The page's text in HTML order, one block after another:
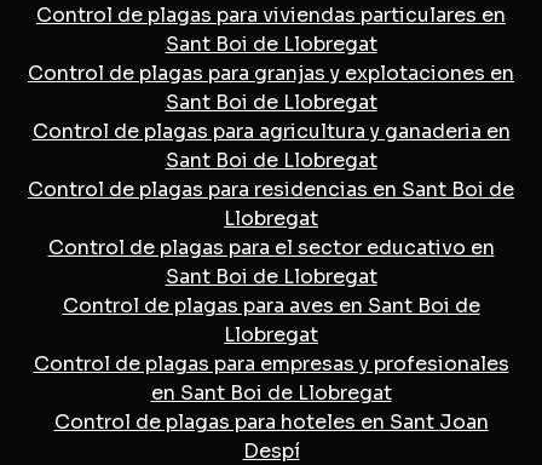
Control de plagas para viviendas particulares en
Sant Boi de Llobregat
Control de plagas para granjas y explotaciones en
Sant Boi de Llobregat
Control de plagas para agricultura y ganaderia en
Sant Boi de Llobregat
Control de plagas para residencias en Sant Boi de
Llobregat
Control de plagas para el sector educativo en
Sant Boi de Llobregat
Control de plagas para aves en Sant Boi de
Llobregat
Control de plagas para empresas y profesionales
en Sant Boi de Llobregat
Control de plagas para hoteles en Sant Joan
Despí